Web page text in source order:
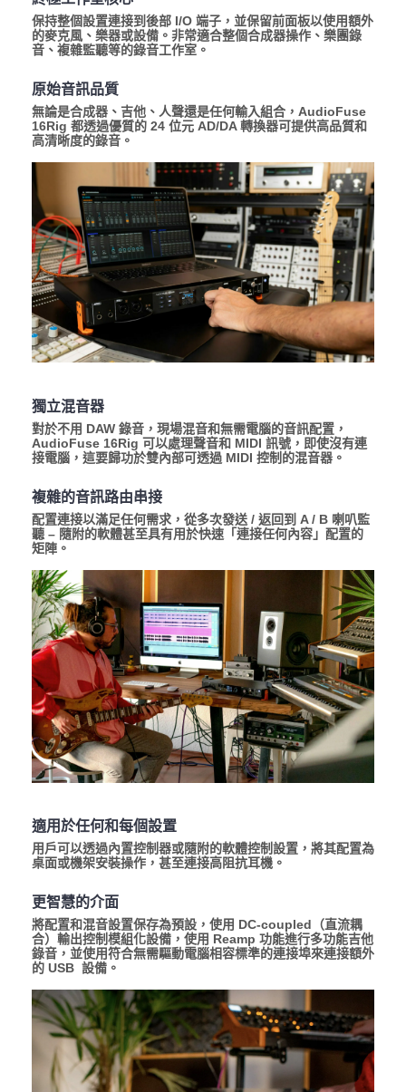
保持整個設置連接到後部 I/O 端子，並保留前面板以使用額外
的麥克風、樂器或設備。非常適合整個合成器操作、樂團錄
音、複雜監聽等的錄音工作室。
原始音訊品質
無論是合成器、吉他、人聲還是任何輸入組合，AudioFuse
16Rig 都透過優質的 24 位元 AD/DA 轉換器可提供高品質和
高清晰度的錄音。
獨立混音器
對於不用 DAW 錄音，現場混音和無需電腦的音訊配置，
AudioFuse 16Rig 可以處理聲音和 MIDI 訊號，即使沒有連
接電腦，這要歸功於雙內部可透過 MIDI 控制的混音器。
複雜的音訊路由串接
配置連接以滿足任何需求，從多次發送 / 返回到 A / B 喇叭監
聽 – 隨附的軟體甚至具有用於快速「連接任何內容」配置的
矩陣。
適用於任何和每個設置
用戶可以透過內置控制器或隨附的軟體控制設置，將其配置為
桌面或機架安裝操作，甚至連接高阻抗耳機。
更智慧的介面
將配置和混音設置保存為預設，使用 DC-coupled（直流耦
合）輸出控制模組化設備，使用 Reamp 功能進行多功能吉他
錄音，並使用符合無需驅動電腦相容標準的連接埠來連接額外
的 USB 設備。